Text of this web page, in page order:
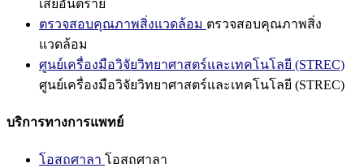
เสียอันตราย
ตรวจสอบคุณภาพสิ่งแวดล้อม ตรวจสอบคุณภาพสิ่ง
แวดล้อม
ศูนย์เครื่องมือวิจัยวิทยาศาสตร์และเทคโนโลยี (STREC)
ศูนย์เครื่องมือวิจัยวิทยาศาสตร์และเทคโนโลยี (STREC)
บริการทางการแพทย์
โอสถศาลา โอสถศาลา